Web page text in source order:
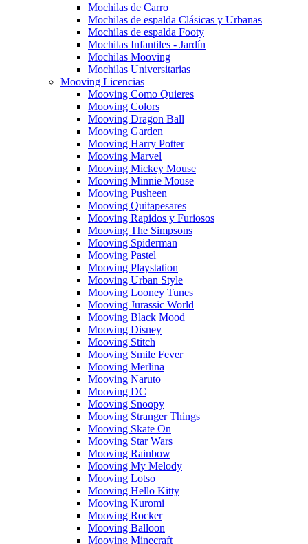
Mochilas de Carro
Mochilas de espalda Clásicas y Urbanas
Mochilas de espalda Footy
Mochilas Infantiles - Jardín
Mochilas Mooving
Mochilas Universitarias
Mooving Licencias
Mooving Como Quieres
Mooving Colors
Mooving Dragon Ball
Mooving Garden
Mooving Harry Potter
Mooving Marvel
Mooving Mickey Mouse
Mooving Minnie Mouse
Mooving Pusheen
Mooving Quitapesares
Mooving Rapidos y Furiosos
Mooving The Simpsons
Mooving Spiderman
Mooving Pastel
Mooving Playstation
Mooving Urban Style
Mooving Looney Tunes
Mooving Jurassic World
Mooving Black Mood
Mooving Disney
Mooving Stitch
Mooving Smile Fever
Mooving Merlina
Mooving Naruto
Mooving DC
Mooving Snoopy
Mooving Stranger Things
Mooving Skate On
Mooving Star Wars
Mooving Rainbow
Mooving My Melody
Mooving Lotso
Mooving Hello Kitty
Mooving Kuromi
Mooving Rocker
Mooving Balloon
Mooving Minecraft